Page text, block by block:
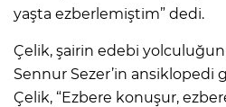
yaşta ezberlemiştim” dedi.
Çelik, şairin edebi
Sennur Sezer’in
Çelik, “Ezbere konuşur,